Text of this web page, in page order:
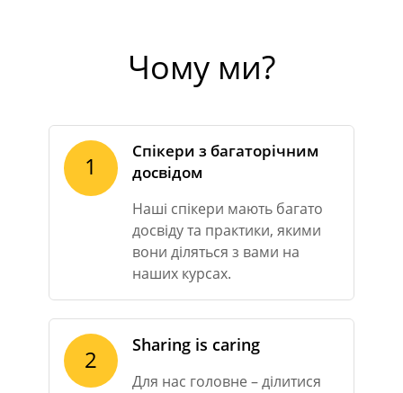
Чому ми?
1
Спікери з багаторічним
досвідом
Наші спікери мають багато
досвіду та практики, якими
вони діляться з вами на
наших курсах.
2 Sharing is caring
Для нас головне – ділитися